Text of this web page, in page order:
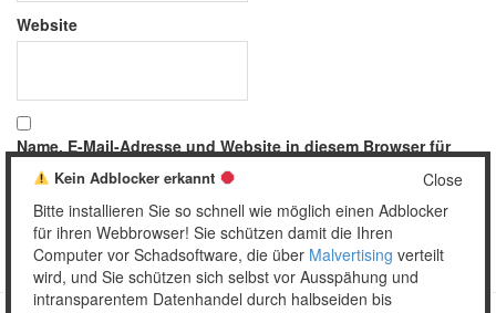
Website
Name, E-Mail-Adresse und Website in diesem Browser für
meinen nächsten Kommentar speichern.
Close
Kein Adblocker erkannt
Bitte installieren Sie so schnell wie möglich einen Adblocker
für ihren Webbrowser! Sie schützen damit die Ihren
Computer vor Schadsoftware, die über Malvertising verteilt
wird, und Sie schützen sich selbst vor Ausspähung und
intransparentem Datenhandel durch halbseiden bis